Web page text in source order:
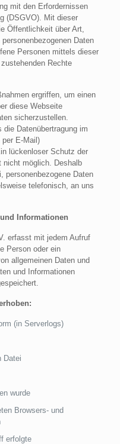
mit den Erfordernissen
(DSGVO). Mit dieser
Öffentlichkeit über Art,
Daten
Personen mittels dieser
Rechte
ergriffen, um einen
diese Webseite
sicherzustellen.
Datenübertragung im
per E-Mail)
lückenloser Schutz der
nicht möglich. Deshalb
personenbezogene Daten
telefonisch, an uns
Informationen
erfasst mit jedem Aufruf
Person oder ein
allgemeinen Daten und
und Informationen
(in Serverlogs)
Datei
wurde
Browsers- und
erfolgte